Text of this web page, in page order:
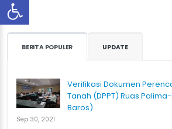
BERITA POPULER UPDATE
Verifikasi Dokumen
Tanah (DPPT) Ruas
Baros)
Sep 30, 2021